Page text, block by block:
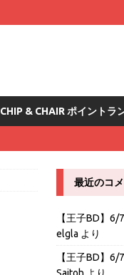
CHIP & CHAIR ポイントラ
最近のコ
【王子BD】6/
elgla より
【王子BD】6/